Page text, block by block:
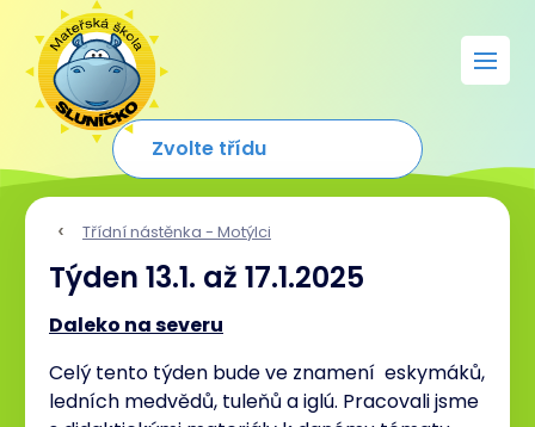
Třídní nástěnka - Motýlci
Týden 13.1. až 17.1.2025
Daleko na severu
Celý tento týden bude ve znamení eskymáků,
ledních medvědů, tuleňů a iglú. Pracovali jsme